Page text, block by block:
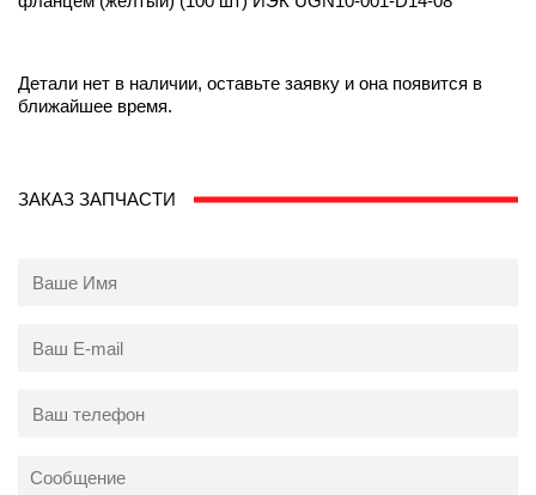
Детали нет в наличии, оставьте заявку и она появится в
ближайшее время.
ЗАКАЗ ЗАПЧАСТИ